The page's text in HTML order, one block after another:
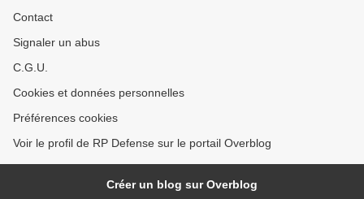
Contact
Signaler un abus
C.G.U.
Cookies et données personnelles
Préférences cookies
Voir le profil de RP Defense sur le portail Overblog
Créer un blog sur Overblog